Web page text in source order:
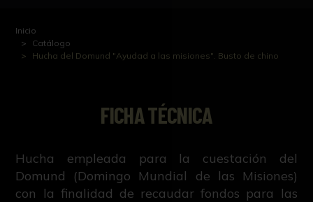
Inicio
Catálogo
Hucha del Domund "Ayudad a las misiones". Busto de chino
FICHA TÉCNICA
Hucha empleada para la cuestación del
Domund (Domingo Mundial de las Misiones)
con la finalidad de recaudar fondos para las